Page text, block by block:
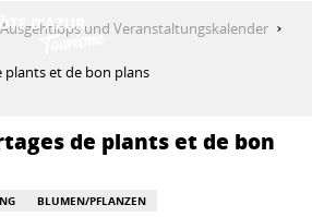
Ausgehtipps und Veranstaltungskalender
plants et de bon plans
de plants et de bon
BLUMEN/PFLANZEN